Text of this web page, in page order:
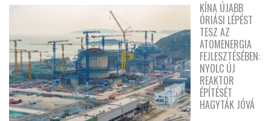
KÍNA ÚJABB
ÓRIÁSI LÉPÉST
TESZ AZ
ATOMENERGIA
FEJLESZTÉSÉBEN:
NYOLC ÚJ
REAKTOR
ÉPÍTÉSÉT
HAGYTÁK JÓVÁ